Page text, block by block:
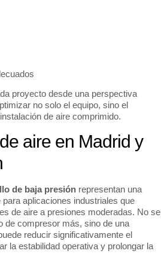
proyecto desde una perspectiva
no solo el equipo, sino el
de aire comprimido.
aire en Madrid y
de baja presión representan una
aplicaciones industriales que
de aire a presiones moderadas. No se
de compresor más, sino de una
reducir significativamente el
la estabilidad operativa y prolongar la